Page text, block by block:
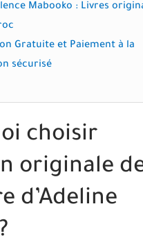
Mabooko : Livres
Gratuite et Paiement à la
sécurisé
choisir
originale
d’Adeline